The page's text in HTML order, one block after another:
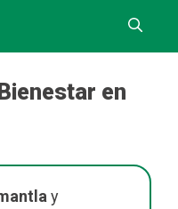
en
y